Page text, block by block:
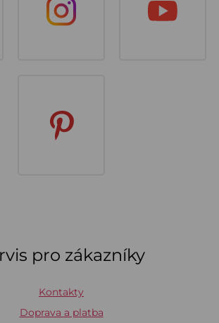
pro zákazníky
Kontakty
Doprava a platba